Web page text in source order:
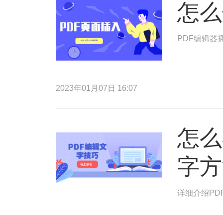
怎
PDF编辑器
2023年01月07日 16:07
怎
字
详细介绍